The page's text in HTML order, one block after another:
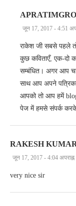
जून 17, 2017 - 4:51
राकेश जी सबसे पहले
कुछ कविताएँ, एक-दो
सम्बंधित। अगर आप
साथ आप अपने
आपको तो आप हमें
पेज में हमसे संपर्क
RAKESH
जून 17, 2017 - 4:04 अपराह्न
very nice sir